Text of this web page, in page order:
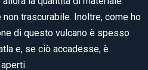
trascurabile. Inoltre, come ho
di questo vulcano è spesso
e, se ciò accadesse, è